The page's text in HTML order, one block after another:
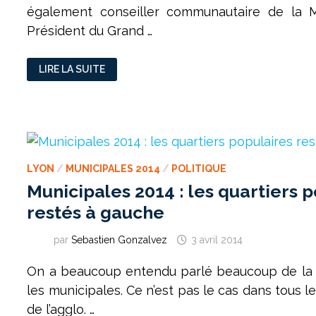
également conseiller communautaire de la
Président du Grand …
DÉCINES
–
JÉRÔME
NE
PAS
OÙ
VA ! »
LIRE LA SUITE
LYON / MUNICIPALES 2014 / POLITIQUE
Municipales 2014 : les quartiers
restés à gauche
parSebastien Gonzalvez 3 avril 2014
On a beaucoup entendu parlé beaucoup de
les municipales. Ce n’est pas le cas dans tous
de l’agglo. …